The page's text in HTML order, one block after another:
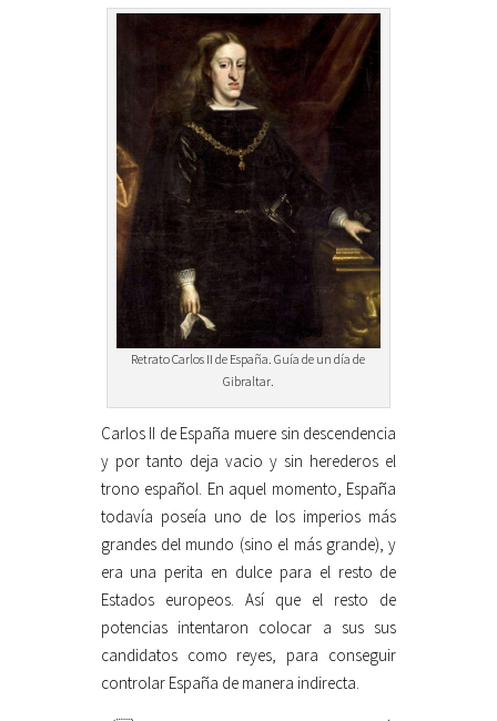
Retrato Carlos II de España. Guía de un día de
Gibraltar.
Carlos II de España muere sin descendencia
y por tanto deja vacio y sin herederos el
trono español. En aquel momento, España
todavía poseía uno de los imperios más
grandes del mundo (sino el más grande), y
era una perita en dulce para el resto de
Estados europeos. Así que el resto de
potencias intentaron colocar a sus sus
candidatos como reyes, para conseguir
controlar España de manera indirecta.